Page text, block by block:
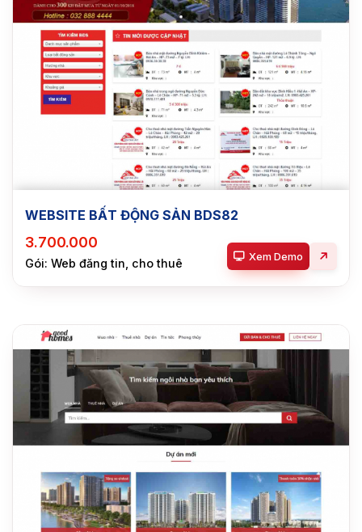
WEBSITE BẤT ĐỘNG SẢN BDS82
3.700.000
Gói: Web đăng tin, cho thuê Xem Demo